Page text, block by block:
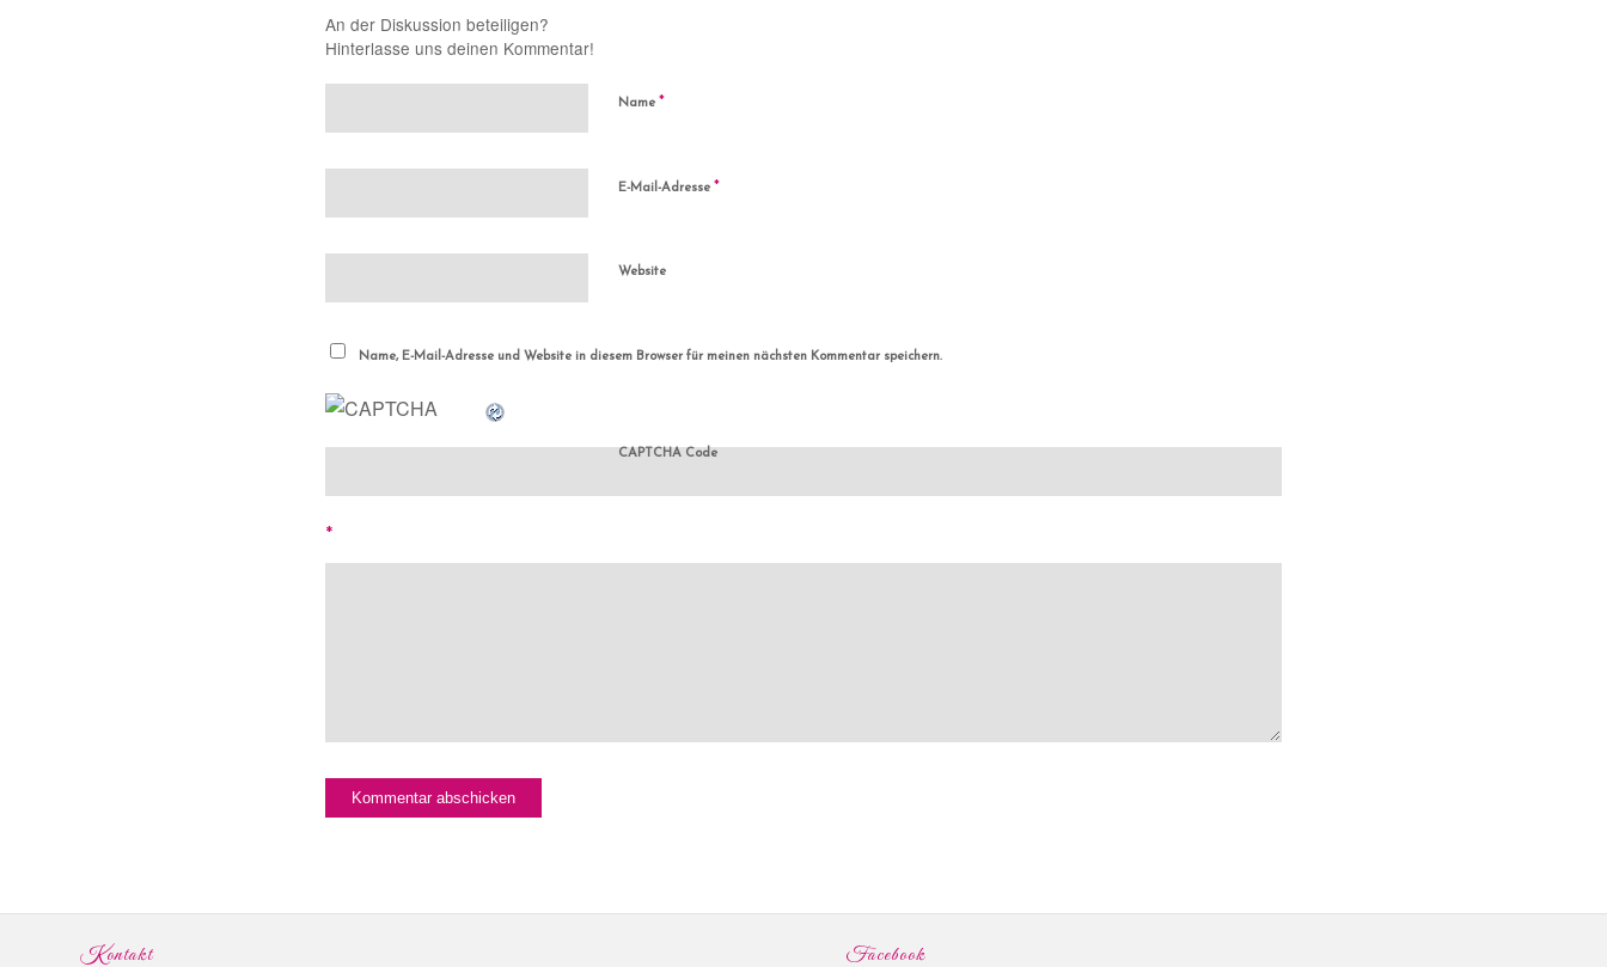
An der Diskussion beteiligen?
Hinterlasse uns deinen Kommentar!
Name *
E-Mail-Adresse *
Website
Name, E-Mail-Adresse und Website in diesem Browser für meinen nächsten Kommentar speichern.
CAPTCHA Code
*
Kontakt Facebook